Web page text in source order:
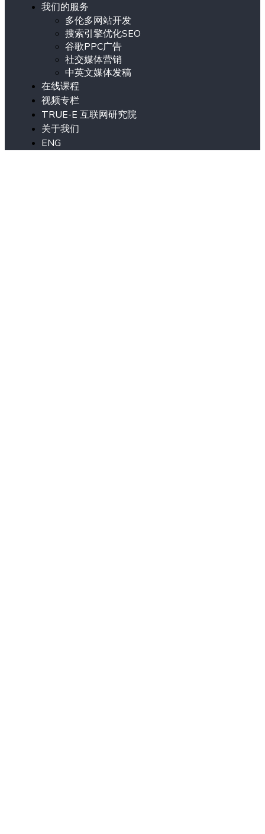
我们的服务
多伦多网站开发
搜索引擎优化SEO
谷歌PPC广告
社交媒体营销
中英文媒体发稿
在线课程
视频专栏
TRUE-E 互联网研究院
关于我们
ENG